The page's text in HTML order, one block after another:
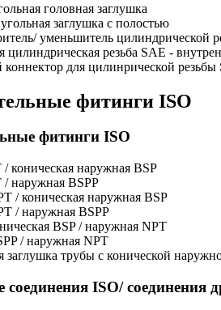
головная заглушка
заглушка с полостью
уменьшитель цилиндрической
резьба SAE -
для цилинрической резьбы
фитинги ISO
фитинги ISO
коническая наружная BSP
наружная BSPP
/ коническая наружная BSP
/ наружная BSPP
BSP / наружная NPT
/ наружная NPT
заглушка трубы с конической
ISO/ соединения